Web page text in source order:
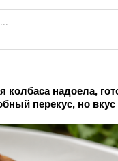
колбаса надоела,
перекус, но вкус